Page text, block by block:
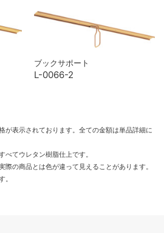
ブックサポート
L-0066-2
が表示されております。全ての金額は単品詳細に
てウレタン樹脂仕上です。
の商品とは色が違って見えることがあります。
。